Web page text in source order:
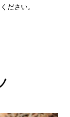
ださい。